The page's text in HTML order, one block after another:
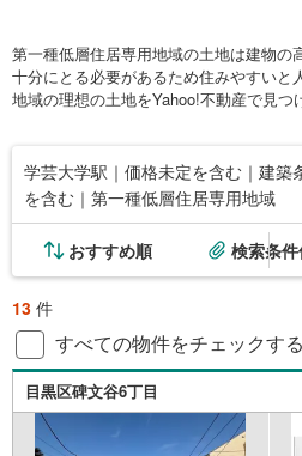
第一種低層住居専用地域の土地は建物の
十分にとる必要があるため住みやすいと
地域の理想の土地をYahoo!不動産で見つ
学芸大学駅｜価格未定を含む｜建築
を含む｜第一種低層住居専用地域
おすすめ順 検索条
13 件
すべての物件をチェックする
目黒区碑文谷6丁目